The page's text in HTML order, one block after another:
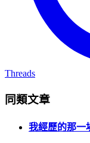
Threads
同類文章
我經歷的那一